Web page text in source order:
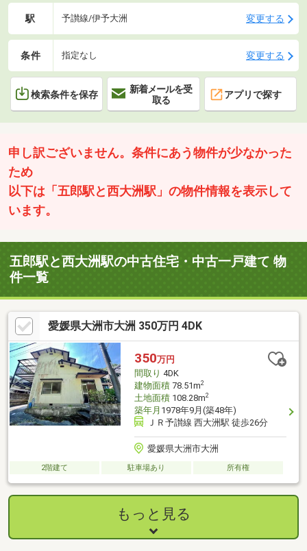
駅 予讃線/伊予大洲 変更する
条件 指定なし 変更する
検索条件を保存
新着メールを受
取る
アプリで探す
申し訳ございません。条件にあう物件が少なかった
ため
以下は「五郎駅と西大洲駅」の物件情報を表示して
います。
五郎駅と西大洲駅の中古住宅・中古一戸建て 物
件一覧
愛媛県大洲市大洲 350万円 4DK
350万円
間取り 4DK
建物面積78.51m2
土地面積108.28m2
築年月 1978年9月(築48年)
ＪＲ予讃線 西大洲駅 徒歩26分
愛媛県大洲市大洲
2階建て 駐車場あり 所有権
もっと見る